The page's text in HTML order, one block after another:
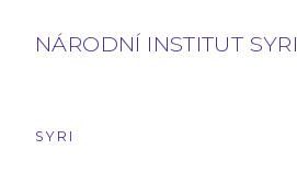
NÁRODNÍ INSTITUT SYRI
SYRI